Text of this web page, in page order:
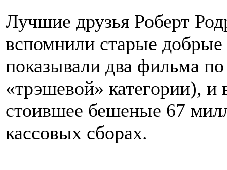
Лучшие друзья Роберт
вспомнили старые добрые
показывали два фильма
«трэшевой» категории), и
стоившее бешеные 67
кассовых сборах.